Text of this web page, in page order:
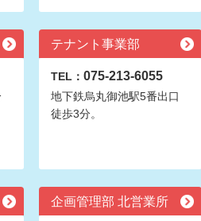
テナント事業部
TEL： 075-213-6055
地下鉄烏丸御池駅5番出口
徒歩3分。
企画管理部 北営業所